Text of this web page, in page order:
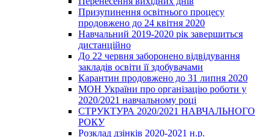
Призупинення освітнього процесу
продовжено до 24 квітня 2020
Навчальний 2019-2020 рік завершиться
дистанційно
До 22 червня заборонено відвідування
закладів освіти її здобувачами
Карантин продовжено до 31 липня 2020
МОН України про організацію роботи у
2020/2021 навчальному році
СТРУКТУРА 2020/2021 НАВЧАЛЬНОГО
РОКУ
Розклад дзінків 2020-2021 н.р.